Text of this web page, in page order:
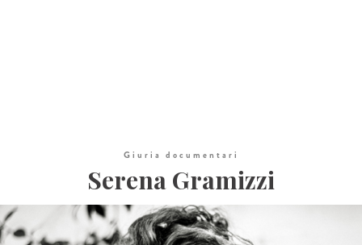
Giuria documentari
Serena Gramizzi